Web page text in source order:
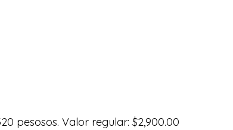
pesosos. Valor regular: $2,900.00